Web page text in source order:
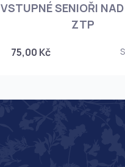
VSTUPNÉ SENIOŘI
ZTP
75,00 Kč